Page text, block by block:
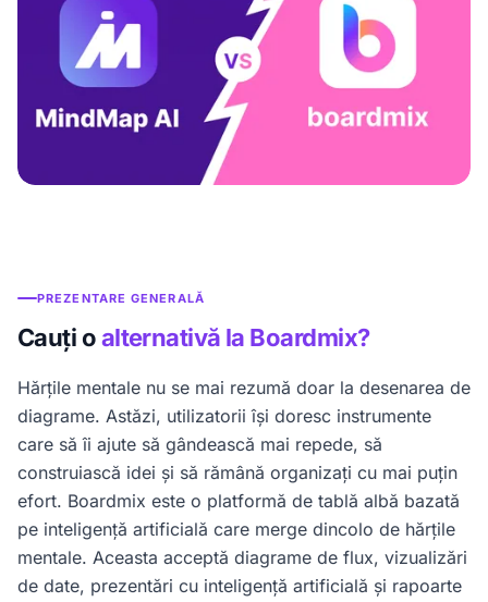
PREZENTARE GENERALĂ
Cauți oalternativă la Boardmix?
Hărțile mentale nu se mai rezumă doar la desenarea de
diagrame. Astăzi, utilizatorii își doresc instrumente
care să îi ajute să gândească mai repede, să
construiască idei și să rămână organizați cu mai puțin
efort. Boardmix este o platformă de tablă albă bazată
pe inteligență artificială care merge dincolo de hărțile
mentale. Aceasta acceptă diagrame de flux, vizualizări
de date, prezentări cu inteligență artificială și rapoarte